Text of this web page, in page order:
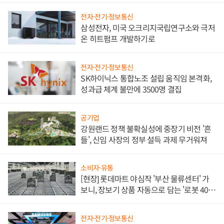
전자·전기·정보통신
삼성전자, 미국 오크리지국립연구소와 극저
온 히트펌프 개발하기로
전자·전기·정보통신
SK하이닉스 통합노조 설립 움직임 본격화,
성과급 체계 불만에 3500명 결집
공기업
강원랜드 정책 불확실성에 중장기 비전 '흔
들', 신임 사장의 정부 설득 과제 무거워져
소비자·유통
[현장] 롯데마트 야심작 '부산 물류센터' 가
보니, 장보기 상품 자동으로 담는 '로봇 400
전자·전기·정보통신